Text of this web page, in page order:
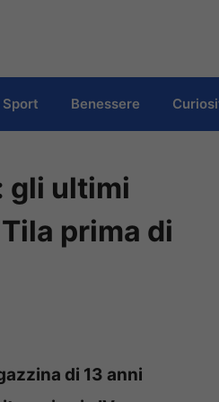
Sport Benessere
gli ultimi
prima di
di 13 anni